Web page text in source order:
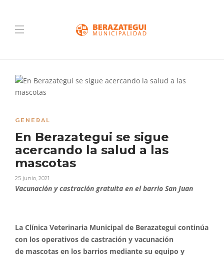
GENERAL
En Berazategui se sigue
acercando la salud a las
mascotas
25 junio, 2021
Vacunación y castración gratuita en el barrio San Juan
La Clínica Veterinaria Municipal de Berazategui continúa
con los operativos de castración y vacunación
de mascotas en los barrios mediante su equipo y